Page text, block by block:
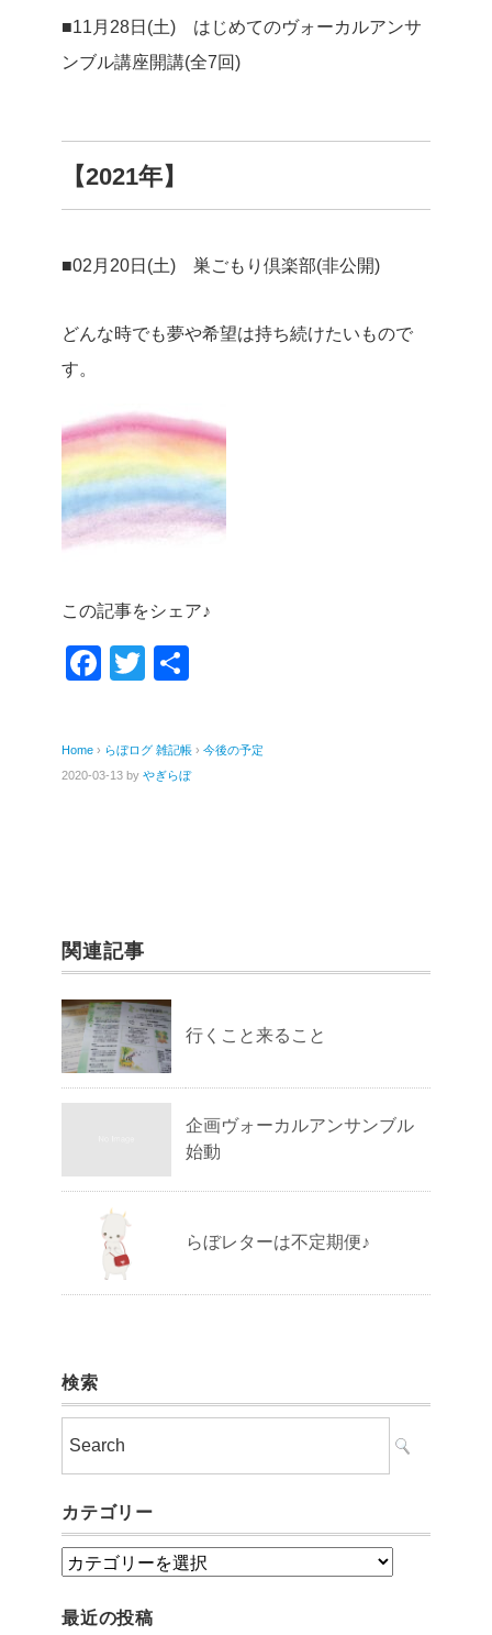
■11月28日(土) はじめてのヴォーカルアンサ
ンブル講座開講(全7回)
【2021年】
■02月20日(土) 巣ごもり倶楽部(非公開)
どんな時でも夢や希望は持ち続けたいもので
す。
この記事をシェア♪
F
e
T
er
Home › らぼログ 雑記帳 › 今後の予定
2020-03-13 by やぎらぼ
関連記事
行くこと来ること
企画ヴォーカルアンサンブル
始動
らぼレターは不定期便♪
検索
カテゴリー
カ
ゴ
最近の投稿